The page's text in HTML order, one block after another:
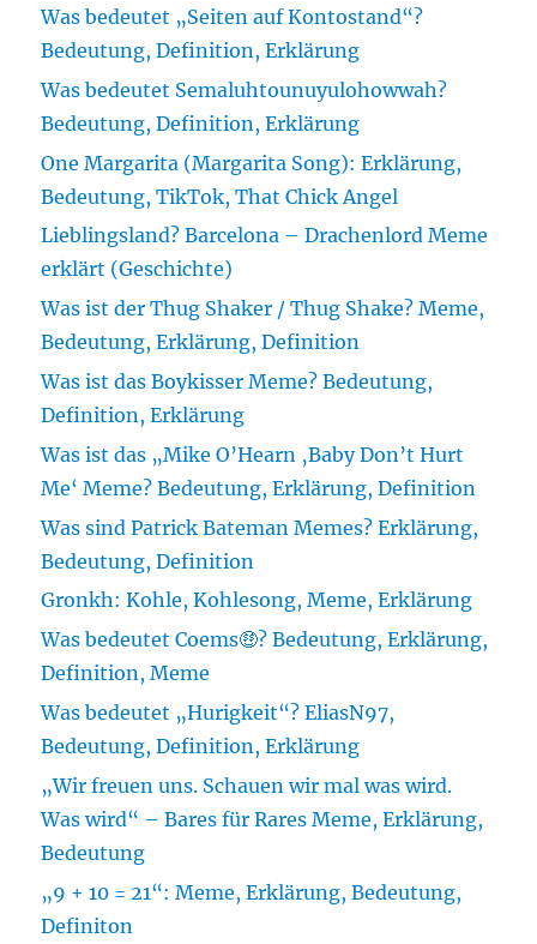
Was bedeutet „Seiten auf Kontostand“?
Bedeutung, Definition, Erklärung
Was bedeutet Semaluhtounuyulohowwah?
Bedeutung, Definition, Erklärung
One Margarita (Margarita Song): Erklärung,
Bedeutung, TikTok, That Chick Angel
Lieblingsland? Barcelona – Drachenlord Meme
erklärt (Geschichte)
Was ist der Thug Shaker / Thug Shake? Meme,
Bedeutung, Erklärung, Definition
Was ist das Boykisser Meme? Bedeutung,
Definition, Erklärung
Was ist das „Mike O’Hearn ‚Baby Don’t Hurt
Me‘ Meme? Bedeutung, Erklärung, Definition
Was sind Patrick Bateman Memes? Erklärung,
Bedeutung, Definition
Gronkh: Kohle, Kohlesong, Meme, Erklärung
Was bedeutet Coems🤑? Bedeutung, Erklärung,
Definition, Meme
Was bedeutet „Hurigkeit“? EliasN97,
Bedeutung, Definition, Erklärung
„Wir freuen uns. Schauen wir mal was wird.
Was wird“ – Bares für Rares Meme, Erklärung,
Bedeutung
„9 + 10 = 21“: Meme, Erklärung, Bedeutung,
Definiton